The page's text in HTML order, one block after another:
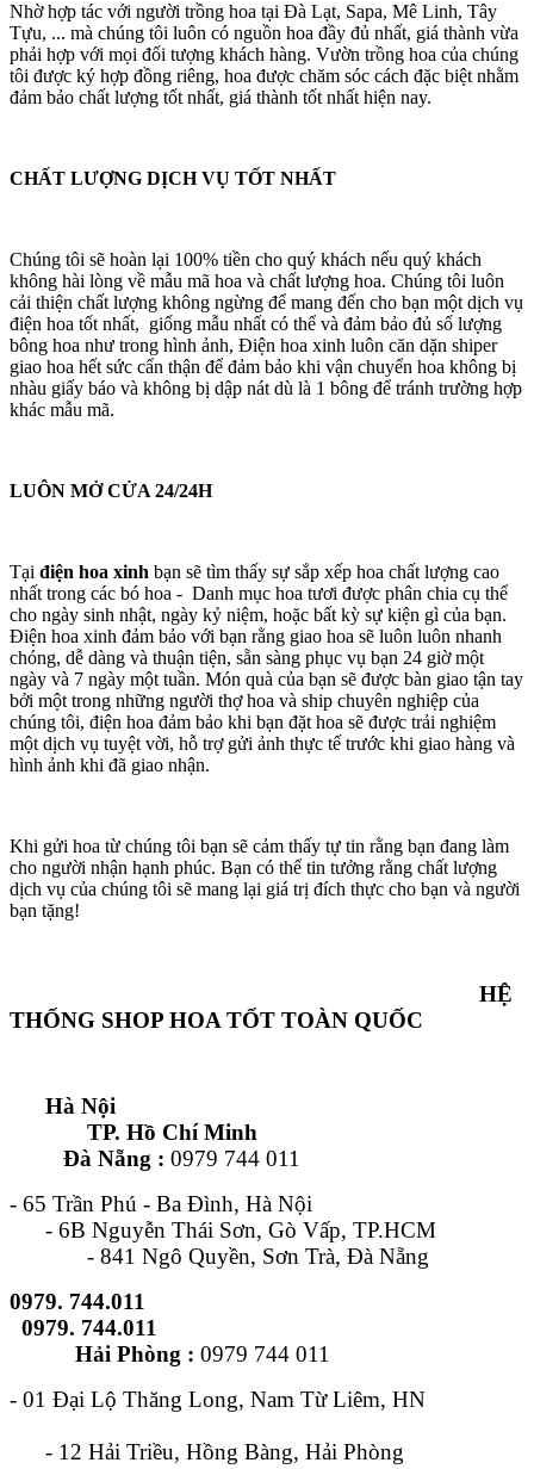
Nhờ hợp tác với người trồng hoa tại Đà Lạt, Sapa, Mê Linh, Tây
Tựu, ... mà chúng tôi luôn có nguồn hoa đầy đủ nhất, giá thành vừa
phải hợp với mọi đối tượng khách hàng. Vườn trồng hoa của chúng
tôi được ký hợp đồng riêng, hoa được chăm sóc cách đặc biệt nhằm
đảm bảo chất lượng tốt nhất, giá thành tốt nhất hiện nay.
CHẤT LƯỢNG DỊCH VỤ TỐT NHẤT
Chúng tôi sẽ hoàn lại 100% tiền cho quý khách nếu quý khách
không hài lòng về mẫu mã hoa và chất lượng hoa. Chúng tôi luôn
cải thiện chất lượng không ngừng để mang đến cho bạn một dịch vụ
điện hoa tốt nhất, giống mẫu nhất có thể và đảm bảo đủ số lượng
bông hoa như trong hình ảnh, Điện hoa xinh luôn căn dặn shiper
giao hoa hết sức cẩn thận để đảm bảo khi vận chuyển hoa không bị
nhàu giấy báo và không bị dập nát dù là 1 bông để tránh trường hợp
khác mẫu mã.
LUÔN MỞ CỬA 24/24H
Tại điện hoa xinh bạn sẽ tìm thấy sự sắp xếp hoa chất lượng cao
nhất trong các bó hoa - Danh mục hoa tươi được phân chia cụ thể
cho ngày sinh nhật, ngày kỷ niệm, hoặc bất kỳ sự kiện gì của bạn.
Điện hoa xinh đảm bảo với bạn rằng giao hoa sẽ luôn luôn nhanh
chóng, dễ dàng và thuận tiện, sẵn sàng phục vụ bạn 24 giờ một
ngày và 7 ngày một tuần. Món quà của bạn sẽ được bàn giao tận tay
bởi một trong những người thợ hoa và ship chuyên nghiệp của
chúng tôi, điện hoa đảm bảo khi bạn đặt hoa sẽ được trải nghiệm
một dịch vụ tuyệt vời, hỗ trợ gửi ảnh thực tế trước khi giao hàng và
hình ảnh khi đã giao nhận.
Khi gửi hoa từ chúng tôi bạn sẽ cảm thấy tự tin rằng bạn đang làm
cho người nhận hạnh phúc. Bạn có thể tin tưởng rằng chất lượng
dịch vụ của chúng tôi sẽ mang lại giá trị đích thực cho bạn và người
bạn tặng!
HỆ
THỐNG SHOP HOA TỐT TOÀN QUỐC
Hà Nội
TP. Hồ Chí Minh
Đà Nẵng : 0979 744 011
- 65 Trần Phú - Ba Đình, Hà Nội
- 6B Nguyễn Thái Sơn, Gò Vấp, TP.HCM
- 841 Ngô Quyền, Sơn Trà, Đà Nẵng
0979. 744.011
0979. 744.011
Hải Phòng : 0979 744 011
- 01 Đại Lộ Thăng Long, Nam Từ Liêm, HN
- 12 Hải Triều, Hồng Bàng, Hải Phòng